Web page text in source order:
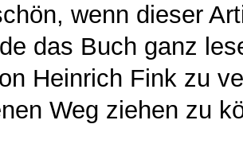
wenn dieser
das Buch ganz
Heinrich Fink zu
Weg ziehen zu